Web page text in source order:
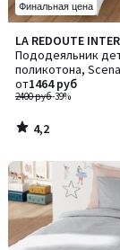
Финальная цена
LA REDOUTE
Пододеяльник
поликотона,
Сценарио
2400 руб-39%
от1464 руб
4,2
/ 5
Количество
цветов:
6
4,2
/